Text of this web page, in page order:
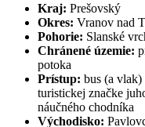
Kraj: Prešovský
Okres: Vranov nad
Pohorie: Slanské
Chránené územie:
potoka
Prístup: bus (a vlak)
turistickej značke
náučného chodníka
Východisko: